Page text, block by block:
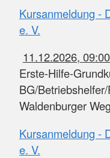
Kursanmeldung -
e. V.
11.12.2026,
Erste-Hilfe-
BG/
Waldenburger
Kursanmeldung -
e. V.